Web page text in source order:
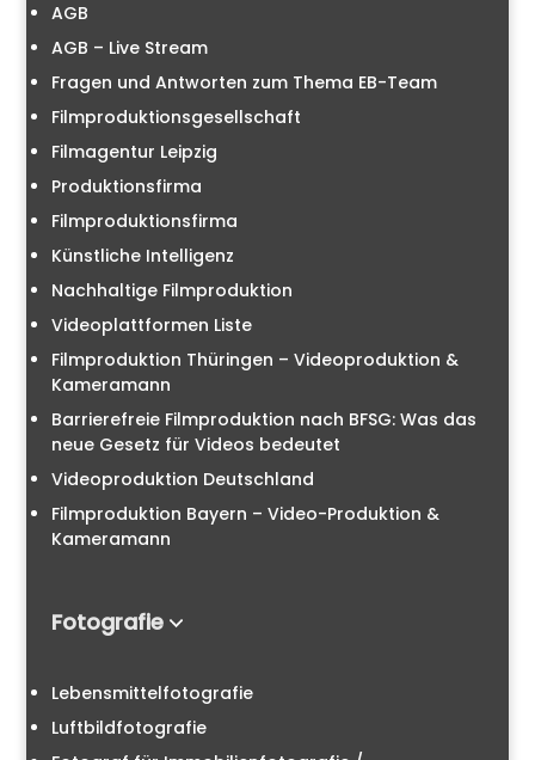
AGB
AGB – Live Stream
Fragen und Antworten zum Thema EB-Team
Filmproduktionsgesellschaft
Filmagentur Leipzig
Produktionsfirma
Filmproduktionsfirma
Künstliche Intelligenz
Nachhaltige Filmproduktion
Videoplattformen Liste
Filmproduktion Thüringen – Videoproduktion &
Kameramann
Barrierefreie Filmproduktion nach BFSG: Was das
neue Gesetz für Videos bedeutet
Videoproduktion Deutschland
Filmproduktion Bayern – Video-Produktion &
Kameramann
Fotografie
Lebensmittelfotografie
Luftbildfotografie